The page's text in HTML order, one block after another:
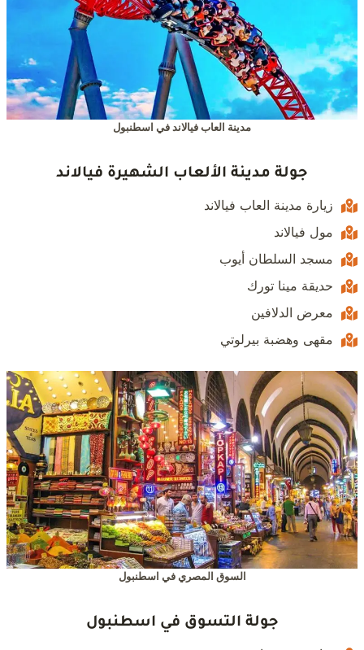
مدينة العاب فيالاند في اسطنبول
جولة مدينة الألعاب الشهيرة فيالاند
زيارة مدينة العاب فيالاند
مول فيالاند
مسجد السلطان أيوب
حديقة مينا تورك
معرض الدلافين
مقهى وهضبة بيرلوتي
السوق المصري في اسطنبول
جولة التسوق في اسطنبول